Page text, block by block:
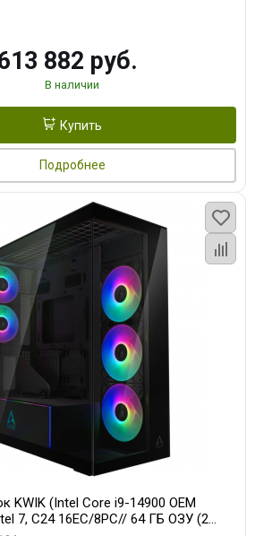
882 руб.
В наличии
Купить
Подробнее
KWIK (Intel Core i9-14900 OEM
7, C24 16EC/8PC// 64 ГБ ОЗУ (2